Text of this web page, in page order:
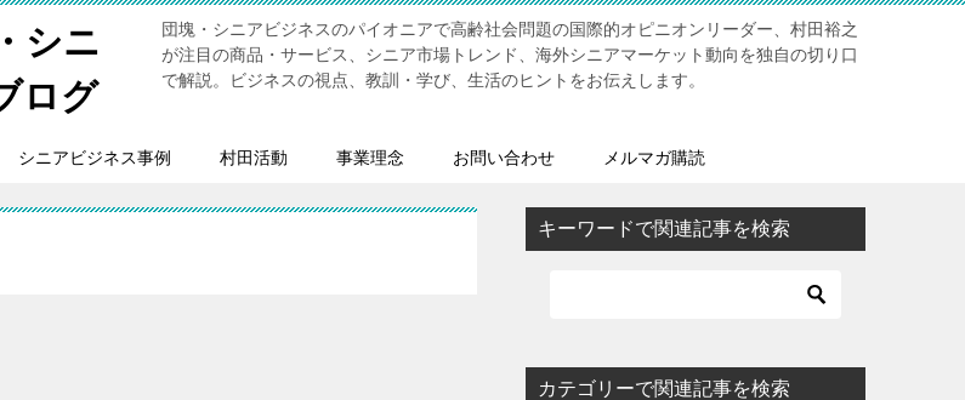
シニ
ログ
団塊・シニアビジネスのパイオニアで高齢社会問題の国際的オピニオンリーダー、村田裕之
が注目の商品・サービス、シニア市場トレンド、海外シニアマーケット動向を独自の切り口
で解説。ビジネスの視点、教訓・学び、生活のヒントをお伝えします。
シニアビジネス事例 村田活動 事業理念 お問い合わせ メルマガ購読
キーワードで関連記事を検索
カテゴリーで関連記事を検索